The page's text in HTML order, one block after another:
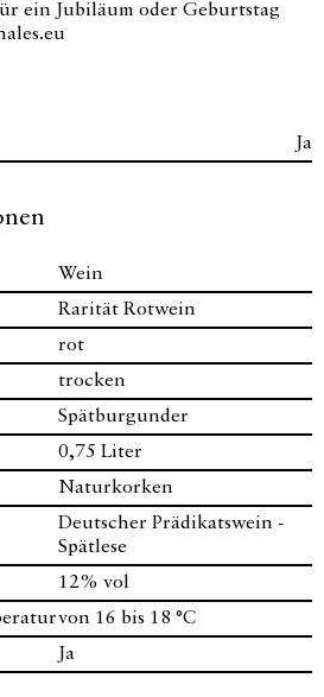
ein Jubiläum oder Geburtstag
Ja
Wein
Rarität Rotwein
rot
trocken
Spätburgunder
0,75 Liter
Naturkorken
Deutscher Prädikatswein -
Spätlese
12% vol
von 16 bis 18 °C
Ja